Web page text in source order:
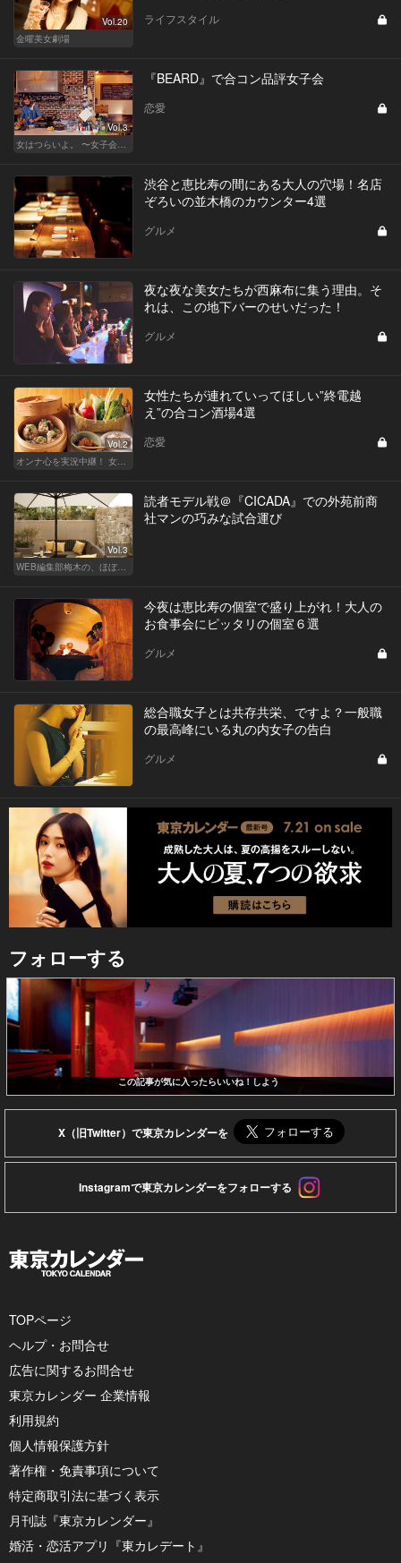
Vol.20
金曜美女劇場
ライフスタイル
Vol.3
女はつらいよ。 〜女子会は、甘くて苦い〜
『BEARD』で合コン品評女子会
恋愛
渋谷と恵比寿の間にある大人の穴場！名店
ぞろいの並木橋のカウンター4選
グルメ
夜な夜な美女たちが西麻布に集う理由。そ
れは、この地下バーのせいだった！
グルメ
Vol.2
オンナ心を実況中継！ 女性が嬉しい合コンの法則 & 使える合コン酒場
女性たちが連れていってほしい”終電越
え”の合コン酒場4選
恋愛
Vol.3
WEB編集部梅木の、ほぼノンフィクション合コン実況中継
読者モデル戦＠『CICADA』での外苑前商
社マンの巧みな試合運び
今夜は恵比寿の個室で盛り上がれ！大人の
お食事会にピッタリの個室６選
グルメ
総合職女子とは共存共栄、ですよ？一般職
の最高峰にいる丸の内女子の告白
グルメ
フォローする
この記事が気に入ったらいいね！しよう
X（旧Twitter）で東京カレンダーを
Instagramで東京カレンダーをフォローする
TOPページ
ヘルプ・お問合せ
広告に関するお問合せ
東京カレンダー 企業情報
利用規約
個人情報保護方針
著作権・免責事項について
特定商取引法に基づく表示
月刊誌『東京カレンダー』
婚活・恋活アプリ『東カレデート』